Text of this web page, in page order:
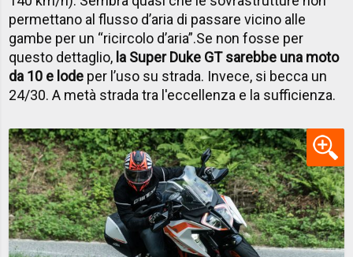
permettano al flusso d’aria di passare vicino alle
gambe per un “ricircolo d’aria”.Se non fosse per
questo dettaglio, la Super Duke GT sarebbe una moto
da 10 e lode per l’uso su strada. Invece, si becca un
24/30. A metà strada tra l'eccellenza e la sufficienza.